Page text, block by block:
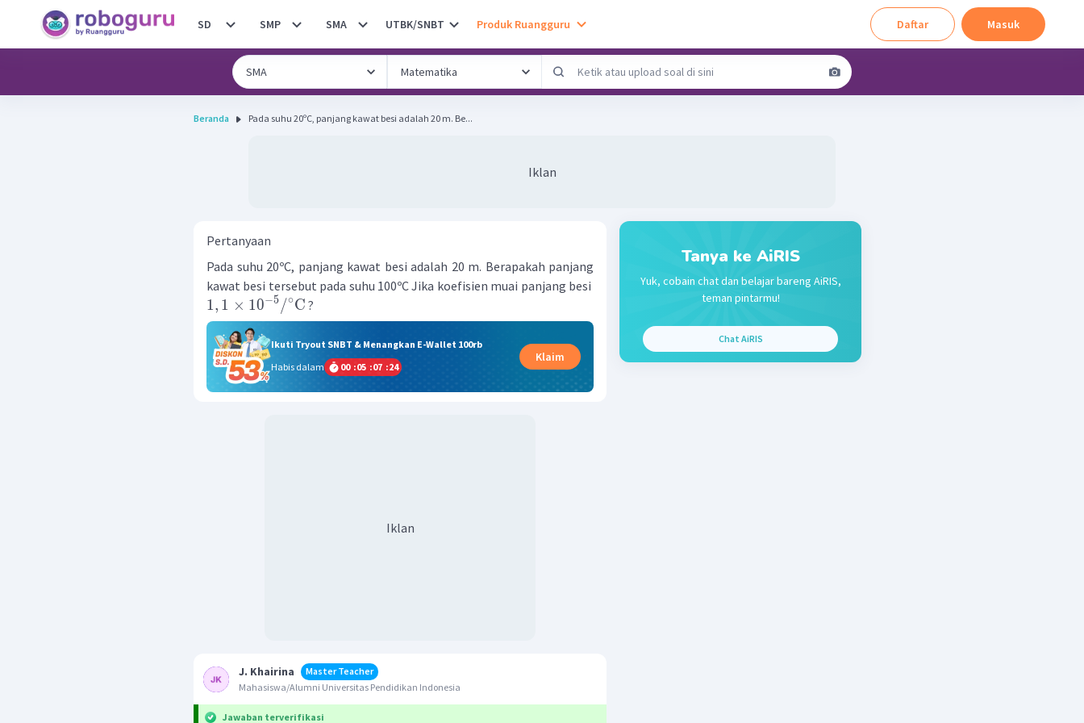
SD SMP SMA UTBK/SNBT Produk Ruangguru Daftar Masuk
Beranda Pada suhu 20ºC, panjang kawat besi adalah 20 m. Be...
Iklan
Pertanyaan
Pada suhu 20ºC, panjang kawat besi adalah 20 m. Berapakah panjang
kawat besi tersebut pada suhu 100ºC Jika koefisien muai panjang besi
1, 1 × 10−5/∘C ?
Ikuti Tryout SNBT & Menangkan E-Wallet 100rb
Habis dalam
00 :05 :07 :23
Klaim
Iklan
J. Khairina
Master Teacher
Mahasiswa/Alumni Universitas Pendidikan Indonesia
Jawaban terverifikasi
Tanya ke AiRIS
Yuk, cobain chat dan belajar bareng AiRIS,
teman pintarmu!
Chat AiRIS